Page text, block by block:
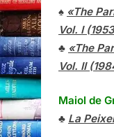
♠ «The
Vol. I
♣ «The
Vol. II
Maiol de
♣ La